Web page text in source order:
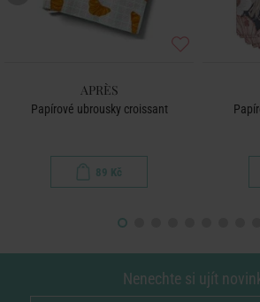
APRÈS
Papírové ubrousky croissant
89 Kč
Nenechte si ujít